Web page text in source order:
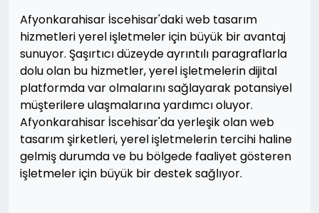
Afyonkarahisar İscehisar'daki web tasarım
hizmetleri yerel işletmeler için büyük bir avantaj
sunuyor. Şaşırtıcı düzeyde ayrıntılı paragraflarla
dolu olan bu hizmetler, yerel işletmelerin dijital
platformda var olmalarını sağlayarak potansiyel
müşterilere ulaşmalarına yardımcı oluyor.
Afyonkarahisar İscehisar'da yerleşik olan web
tasarım şirketleri, yerel işletmelerin tercihi haline
gelmiş durumda ve bu bölgede faaliyet gösteren
işletmeler için büyük bir destek sağlıyor.